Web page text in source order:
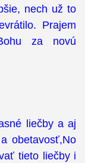
nech už to
Prajem
za novú
liečby a aj
obetavosť,No
tieto liečby i